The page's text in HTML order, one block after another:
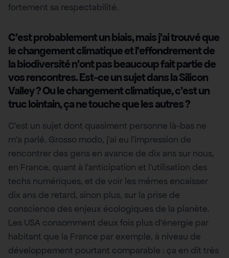
fortement sa respectabilité.
C’est probablement un biais, mais j’ai trouvé que
le changement climatique et l’effondrement de
la biodiversité n’ont pas beaucoup fait partie de
vos rencontres. Est-ce un sujet dans la Silicon
Valley ? Ou le changement climatique, c’est un
truc lointain, ça ne touche que les autres ?
C’est un sujet dont quasiment personne là-bas ne
m’a parlé. Grosso modo, j’ai eu l’impression de
rencontrer des gens en avance de dix ans sur nous,
en France, quant à l‘anticipation et l’utilisation des
techs numériques, et de voir les mêmes encaisser
dix ans de retard, sinon plus, sur la prise de
conscience des enjeux écologiques de la planète.
Les USA consomment deux fois plus d’énergie par
habitant que la France par exemple, à niveau de
développement pourtant comparable : ça en dit très